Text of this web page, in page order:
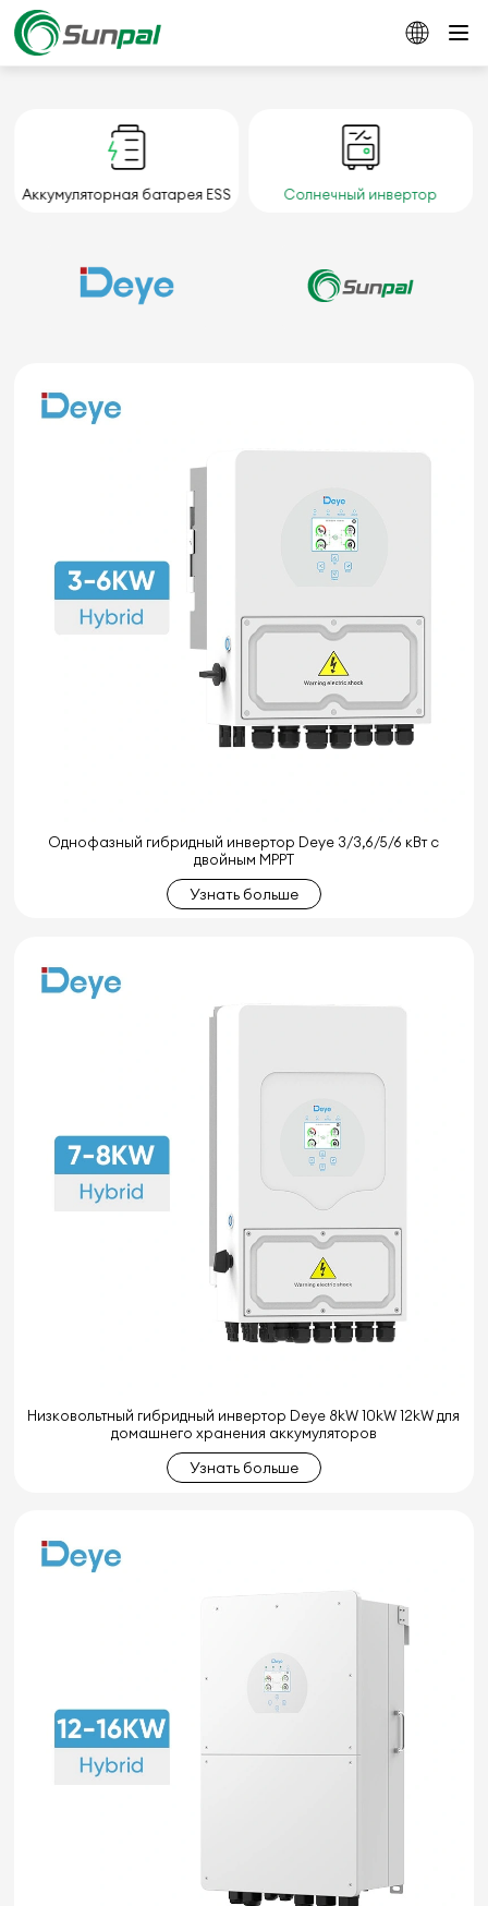
Аккумуляторная батарея ESS Солнечный инвертор
Однофазный гибридный инвертор Deye 3/3,6/5/6 кВт с
двойным MPPT
Узнать больше
Низковольтный гибридный инвертор Deye 8kW 10kW 12kW для
домашнего хранения аккумуляторов
Узнать больше